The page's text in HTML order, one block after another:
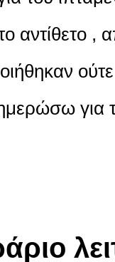
οι
το
εκτός
αντίθετο ,
για